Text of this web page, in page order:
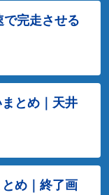
完走させる
とめ｜天井
め｜終了画